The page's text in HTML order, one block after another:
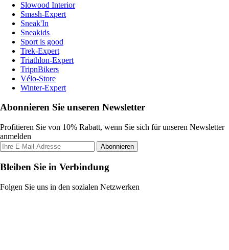
Slowood Interior
Smash-Expert
Sneak'In
Sneakids
Sport is good
Trek-Expert
Triathlon-Expert
TripnBikers
Vélo-Store
Winter-Expert
Abonnieren Sie unseren Newsletter
Profitieren Sie von 10% Rabatt, wenn Sie sich für unseren Newsletter
anmelden
Abonnieren
Bleiben Sie in Verbindung
Folgen Sie uns in den sozialen Netzwerken